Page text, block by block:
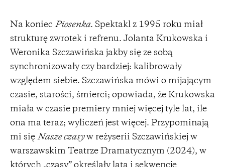
Na koniec Piosenka. Spektakl z 1995 roku miał
strukturę zwrotek i refrenu. Jolanta Krukowska i
Weronika Szczawińska jakby się ze sobą
synchronizowały czy bardziej: kalibrowały
względem siebie. Szczawińska mówi o mijającym
czasie, starości, śmierci; opowiada, że Krukowska
miała w czasie premiery mniej więcej tyle lat, ile
ona ma teraz; wyliczeń jest więcej. Przypominają
mi się Nasze czasyw reżyserii Szczawińskiej w
warszawskim Teatrze Dramatycznym (2024), w